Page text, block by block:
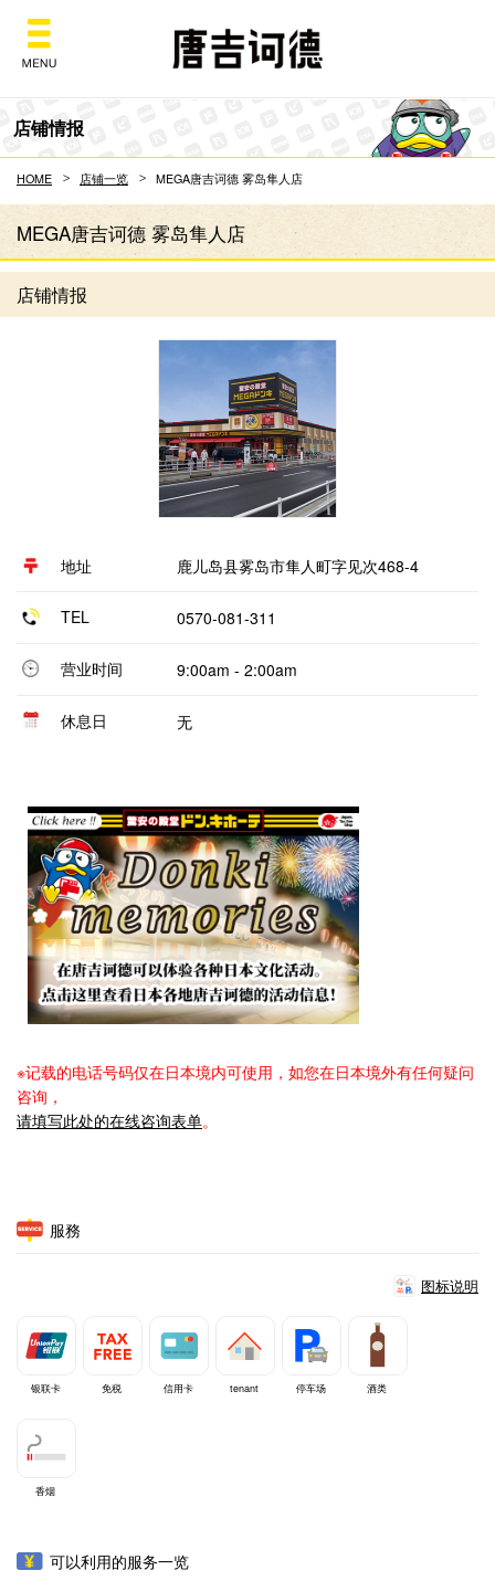
店铺情报
HOME 店铺一览 MEGA唐吉诃德 雾岛隼人店
MEGA唐吉诃德 雾岛隼人店
店铺情报
地址 鹿儿岛县雾岛市隼人町字见次468-4
TEL 0570-081-311
营业时间 9:00am - 2:00am
休息日 无
※记载的电话号码仅在日本境内可使用，如您在日本境外有任何疑问
咨询，
请填写此处的在线咨询表单。
服務
图标说明
银联卡 免税 信用卡 tenant 停车场 酒类
香烟
可以利用的服务一览